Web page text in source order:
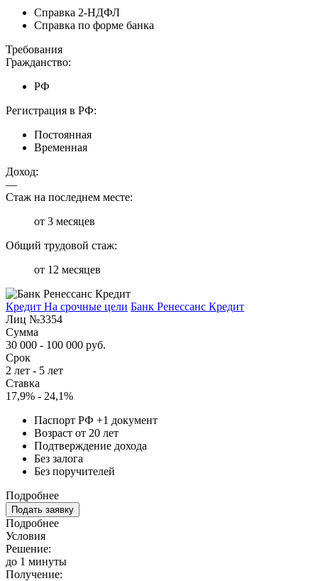
Справка 2-НДФЛ
Справка по форме банка
Требования
Гражданство:
РФ
Регистрация в РФ:
Постоянная
Временная
Доход:
—
Стаж на последнем месте:
от 3 месяцев
Общий трудовой стаж:
от 12 месяцев
Кредит На срочные цели Банк Ренессанс Кредит
Лиц №3354
Сумма
30 000 - 100 000 руб.
Срок
2 лет - 5 лет
Ставка
17,9% - 24,1%
Паспорт РФ +1 документ
Возраст от 20 лет
Подтверждение дохода
Без залога
Без поручителей
Подробнее
Подать заявку
Подробнее
Условия
Решение:
до 1 минуты
Получение: